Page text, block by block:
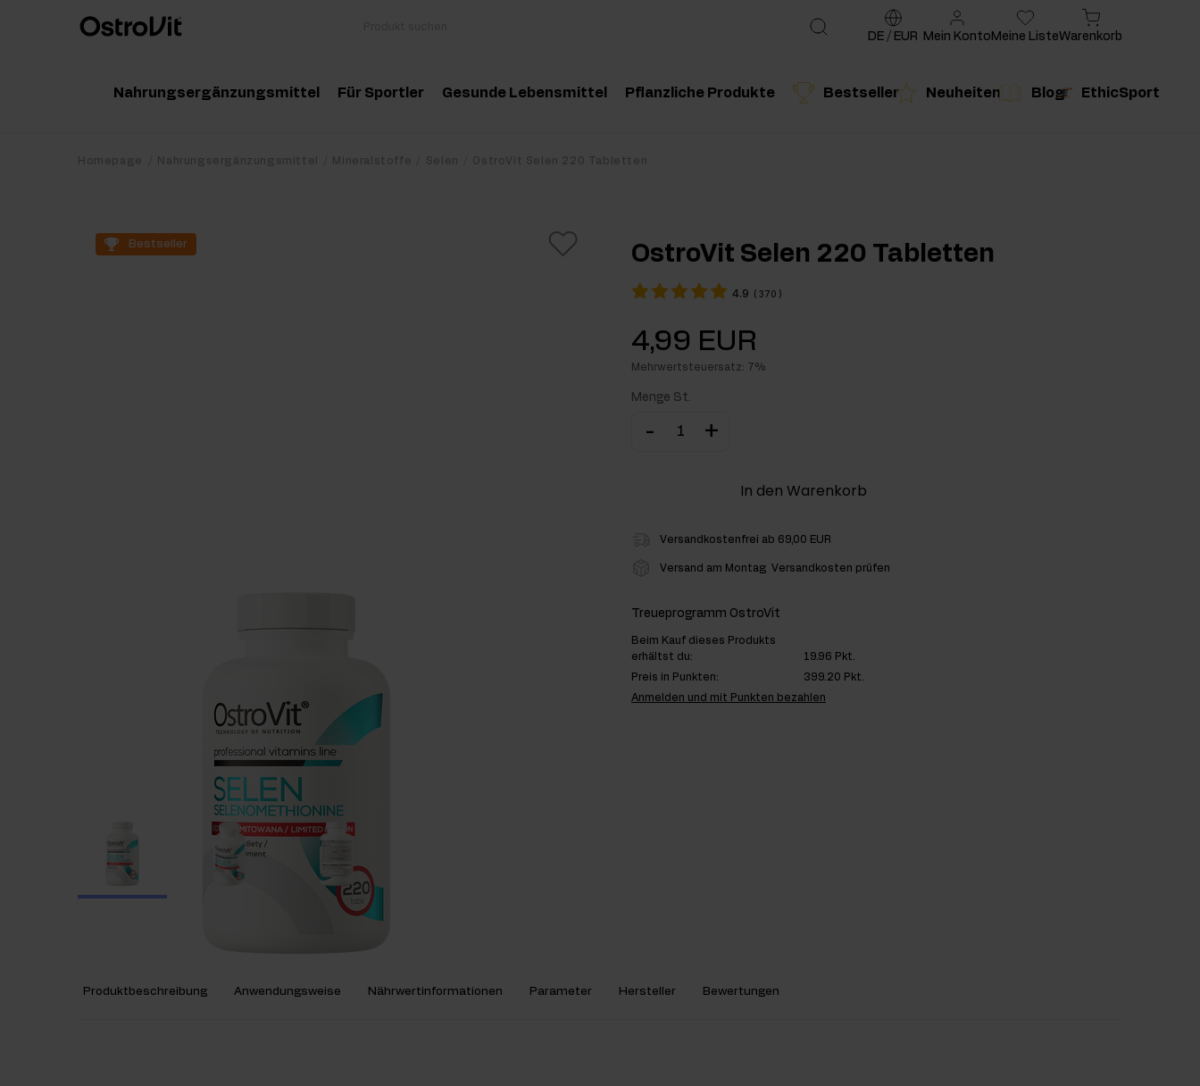
Nahrungsergänzungsmittel
Produktempfehlung
Für Sportler Gesunde Lebensmittel
Erdnussbutter
Pflanzliche Produkte Bestseller Neuheiten Blog EthicSport
DE / EUR Mein Konto Meine ListeWarenkorb
Homepage Nahrungsergänzungsmittel Mineralstoffe Selen OstroVit Selen 220 Tabletten
Bestseller OstroVit Selen 220 Tabletten
4.9 ( 370 )
4,99 EUR
Mehrwertsteuersatz: 7%
Menge St.
- +
In den Warenkorb
Versandkostenfrei ab 69,00 EUR
Versand am Montag Versandkosten prüfen
Treueprogramm OstroVit
Beim Kauf dieses Produkts
erhältst du:
19.96 Pkt.
Preis in Punkten:
399.20 Pkt.
Anmelden und mit Punkten bezahlen
Produktbeschreibung Anwendungsweise Nährwertinformationen Parameter Hersteller Bewertungen